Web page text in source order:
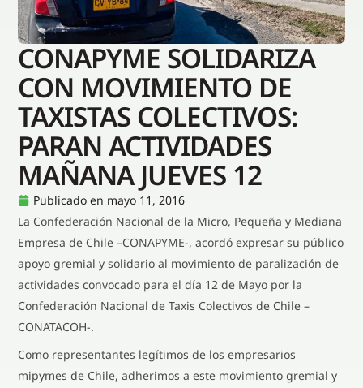
CONAPYME SOLIDARIZA
CON MOVIMIENTO DE
TAXISTAS COLECTIVOS:
PARAN ACTIVIDADES
MAÑANA JUEVES 12
Publicado en mayo 11, 2016
La Confederación Nacional de la Micro, Pequeña y Mediana
Empresa de Chile –CONAPYME-, acordó expresar su público
apoyo gremial y solidario al movimiento de paralización de
actividades convocado para el día 12 de Mayo por la
Confederación Nacional de Taxis Colectivos de Chile –
CONATACOH-.
Como representantes legítimos de los empresarios
mipymes de Chile, adherimos a este movimiento gremial y